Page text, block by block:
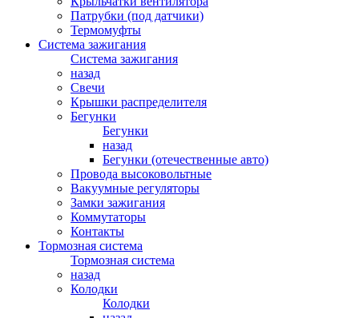
Патрубки (под датчики)
Термомуфты
Система зажигания
Система зажигания
назад
Свечи
Крышки распределителя
Бегунки
Бегунки
назад
Бегунки (отечественные авто)
Провода высоковольтные
Вакуумные регуляторы
Замки зажигания
Коммутаторы
Контакты
Тормозная система
Тормозная система
назад
Колодки
Колодки